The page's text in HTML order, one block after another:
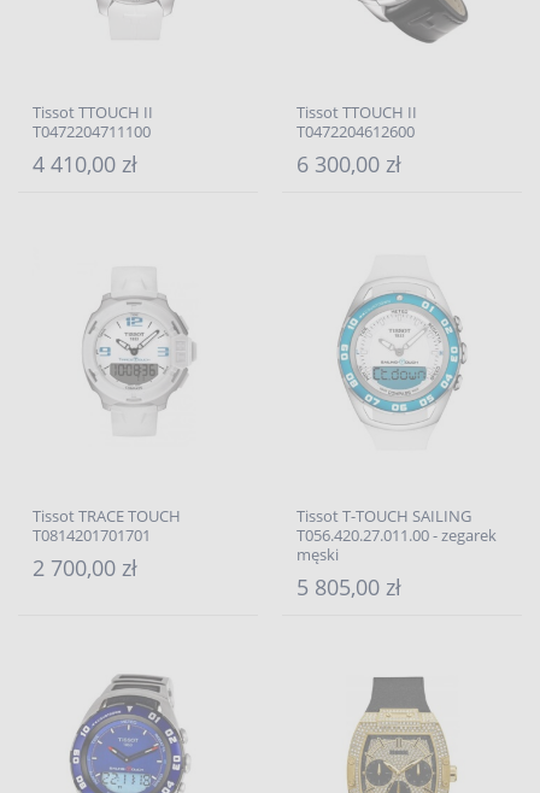
Tissot TTOUCH II
T0472204711100
4 410,00 zł
Tissot TTOUCH II
T0472204612600
6 300,00 zł
Tissot TRACE TOUCH
T0814201701701
2 700,00 zł
Tissot T-TOUCH SAILING
T056.420.27.011.00 - zegarek
męski
5 805,00 zł